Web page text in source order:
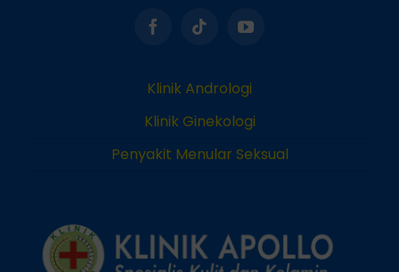
Klinik Andrologi
Klinik Ginekologi
Penyakit Menular Seksual